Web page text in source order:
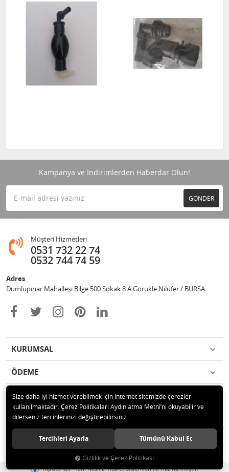
Kampanya ve İndirimlerden Haberdar Olun!
GÖNDER
Müşteri Hizmetleri
0531 732 22 74
0532 744 74 59
Adres
Dumlupınar Mahallesi Bilge 500 Sokak 8 A Görükle Nilüfer / BURSA
KURUMSAL
ÖDEME
İLETİŞİM
© 2020 MAG OTOMOTİV Tüm hakları saklıdır.
Hipotenüs Yeni Nesil E-Ticaret Sistemleri ile Hazırlanmıştır.
Size daha iyi hizmet verebilmek için internet sitemizde çerezler
kullanılmaktadır. Çerez Politikaları Aydınlatma Metni’ni okuyabilir ve
dilerseniz tercihlerinizi değiştirebilirsiniz.
Tercihleri Ayarla Tümünü Kabul Et
Gizlilik ve Çerez Politikası